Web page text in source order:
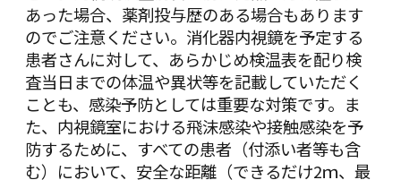
あった場合、薬剤投与歴のある場合もあります
のでご注意ください。消化器内視鏡を予定する
患者さんに対して、あらかじめ検温表を配り検
査当日までの体温や異状等を記載していただく
ことも、感染予防としては重要な対策です。 ま
た、内視鏡室における飛沫感染や接触感染を予
防するために、すべての患者（付添い者等も含
む）において、安全な距離（できるだけ2ｍ、最